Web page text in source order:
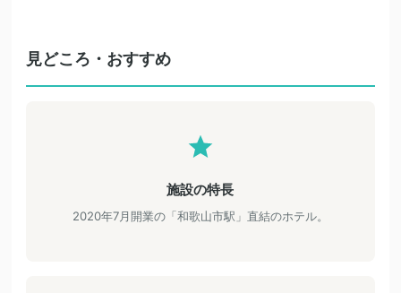
見どころ・おすすめ
施設の特長
2020年7月開業の「和歌山市駅」直結のホテル。